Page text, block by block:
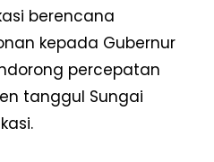
berencana
kepada Gubernur
percepatan
tanggul Sungai